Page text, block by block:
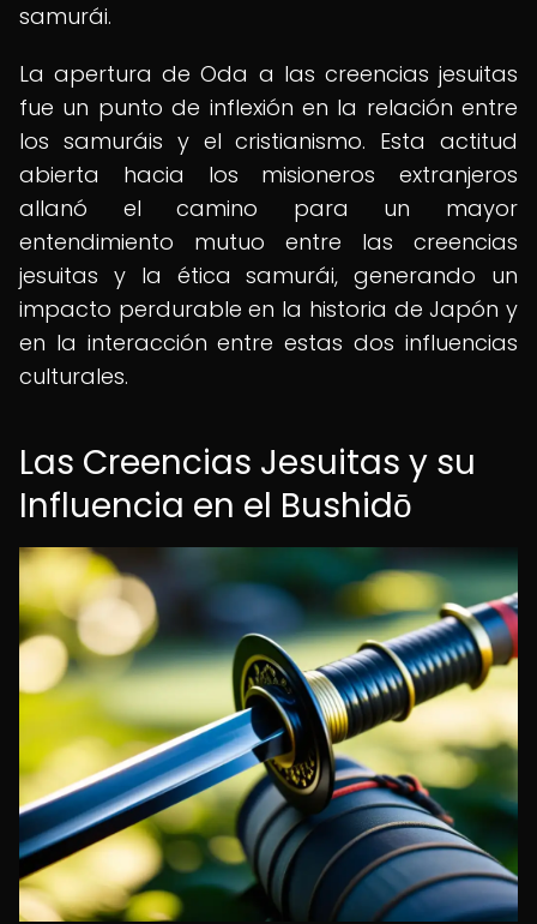
samurái.
La apertura de Oda a las creencias jesuitas
fue un punto de inflexión en la relación entre
los samuráis y el cristianismo. Esta actitud
abierta hacia los misioneros extranjeros
allanó el camino para un mayor
entendimiento mutuo entre las creencias
jesuitas y la ética samurái, generando un
impacto perdurable en la historia de Japón y
en la interacción entre estas dos influencias
culturales.
Las Creencias Jesuitas y su
Influencia en el Bushidō